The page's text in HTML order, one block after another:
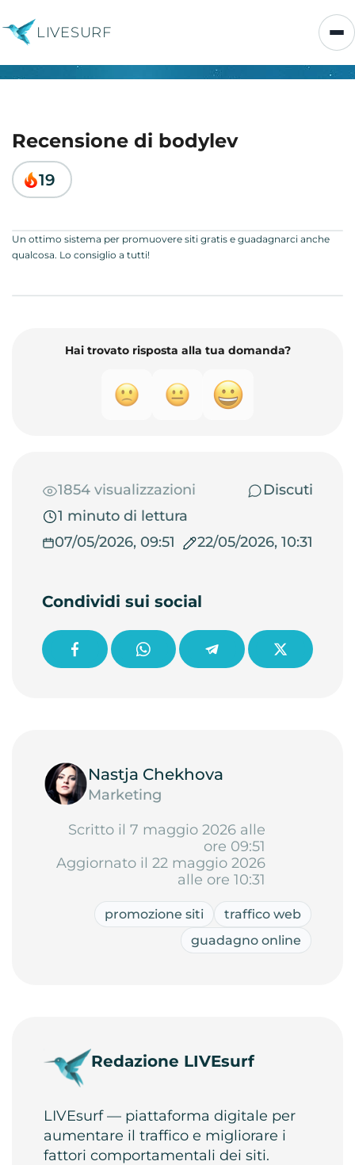
LIVESURF
Recensione di bodylev
19
Un ottimo sistema per promuovere siti gratis e guadagnarci anche
qualcosa. Lo consiglio a tutti!
Hai trovato risposta alla tua domanda?
1854 visualizzazioni
Discuti
1 minuto di lettura
07/05/2026, 09:51
22/05/2026, 10:31
Condividi sui social
Nastja Chekhova
Marketing
Scritto il 7 maggio 2026 alle
ore 09:51
Aggiornato il 22 maggio 2026
alle ore 10:31
promozione siti
traffico web
guadagno online
Redazione LIVEsurf
LIVEsurf — piattaforma digitale per
aumentare il traffico e migliorare i
fattori comportamentali dei siti.